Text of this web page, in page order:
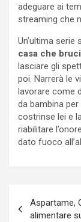
adeguare ai
streaming che
Un’ultima
casa che
lasciare gli
poi. Narrerà le
lavorare come
da bambina
costrinse lei e
riabilitare
dato fuoco
articoli
Aspartame,
alimentare